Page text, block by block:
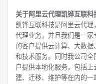
关于阿里云代理凯铧互联科
凯铧互联科技是阿里云代
代理业务，并且我们是一
的客户提供云计算、大数
和技术服务。同时我公司
户提供本地化服务，包括
建、迁移、维护等在内的一